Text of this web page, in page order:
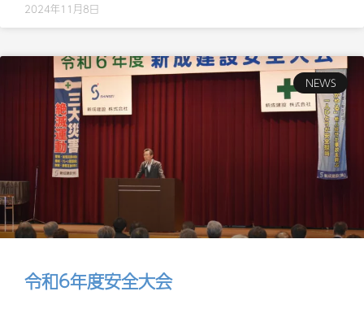
2024年11月8日
NEWS
令和6年度安全大会